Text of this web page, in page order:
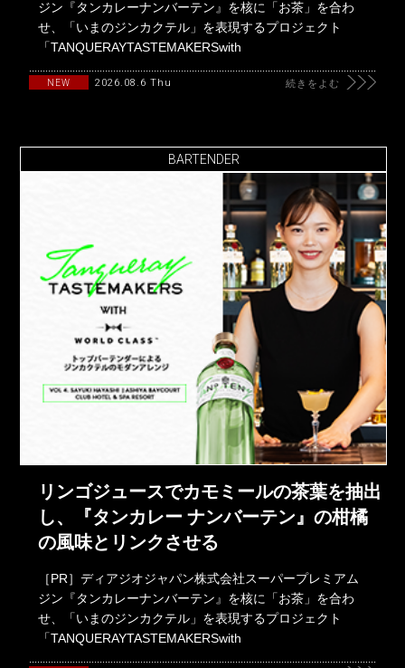
ジン『タンカレーナンバーテン』を核に「お茶」を合わ
せ、「いまのジンカクテル」を表現するプロジェクト
「TANQUERAYTASTEMAKERSwith
NEW 2026.08.6 Thu 続きをよむ
BARTENDER
リンゴジュースでカモミールの茶葉を抽出
し、『タンカレー ナンバーテン』の柑橘
の風味とリンクさせる
［PR］ディアジオジャパン株式会社スーパープレミアム
ジン『タンカレーナンバーテン』を核に「お茶」を合わ
せ、「いまのジンカクテル」を表現するプロジェクト
「TANQUERAYTASTEMAKERSwith